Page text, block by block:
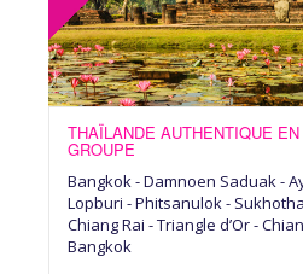
THAÏLANDE AUTHENTIQUE
GROUPE
Bangkok - Damnoen Saduak -
Lopburi - Phitsanulok -
Chiang Rai - Triangle d’Or -
Bangkok